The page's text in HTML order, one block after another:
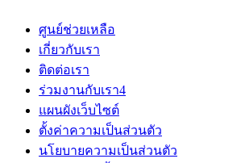
ศูนย์ช่วยเหลือ
เกี่ยวกับเรา
ติดต่อเรา
ร่วมงานกับเรา4
แผนผังเว็บไซต์
ตั้งค่าความเป็นส่วนตัว
นโยบายความเป็นส่วนตัว